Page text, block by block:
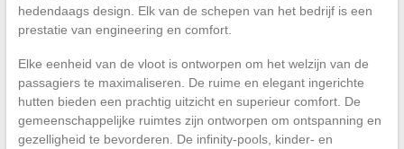
hedendaags design. Elk van de schepen van het bedrijf is een
prestatie van engineering en comfort.
Elke eenheid van de vloot is ontworpen om het welzijn van de
passagiers te maximaliseren. De ruime en elegant ingerichte
hutten bieden een prachtig uitzicht en superieur comfort. De
gemeenschappelijke ruimtes zijn ontworpen om ontspanning en
gezelligheid te bevorderen. De infinity-pools, kinder- en